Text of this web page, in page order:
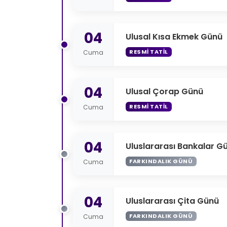
04
Cuma
Ulusal Kısa Ekmek Günü
RESMI TATIL
04
Cuma
Ulusal Çorap Günü
RESMI TATIL
04
Cuma
Uluslararası Bankalar
FARKINDALIK GÜNÜ
04
Cuma
Uluslararası Çita Günü
FARKINDALIK GÜNÜ